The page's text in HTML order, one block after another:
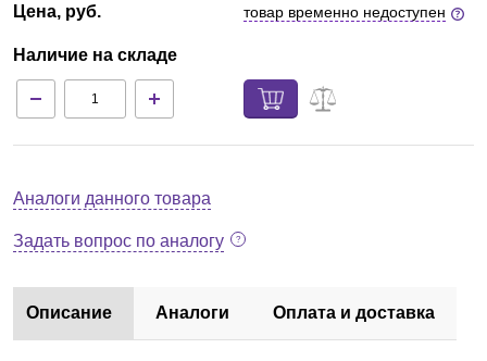
Цена, руб.
Наличие на складе
товар временно недоступен
Аналоги данного товара
Задать вопрос по аналогу
Описание Аналоги Оплата и доставка